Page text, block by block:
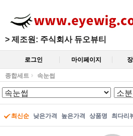
> 제조원: 주식회사 듀오뷰티
로그인 마이페이지
종합세트 속눈썹
최신순 낮은가격 높은가격 상품명 최다리